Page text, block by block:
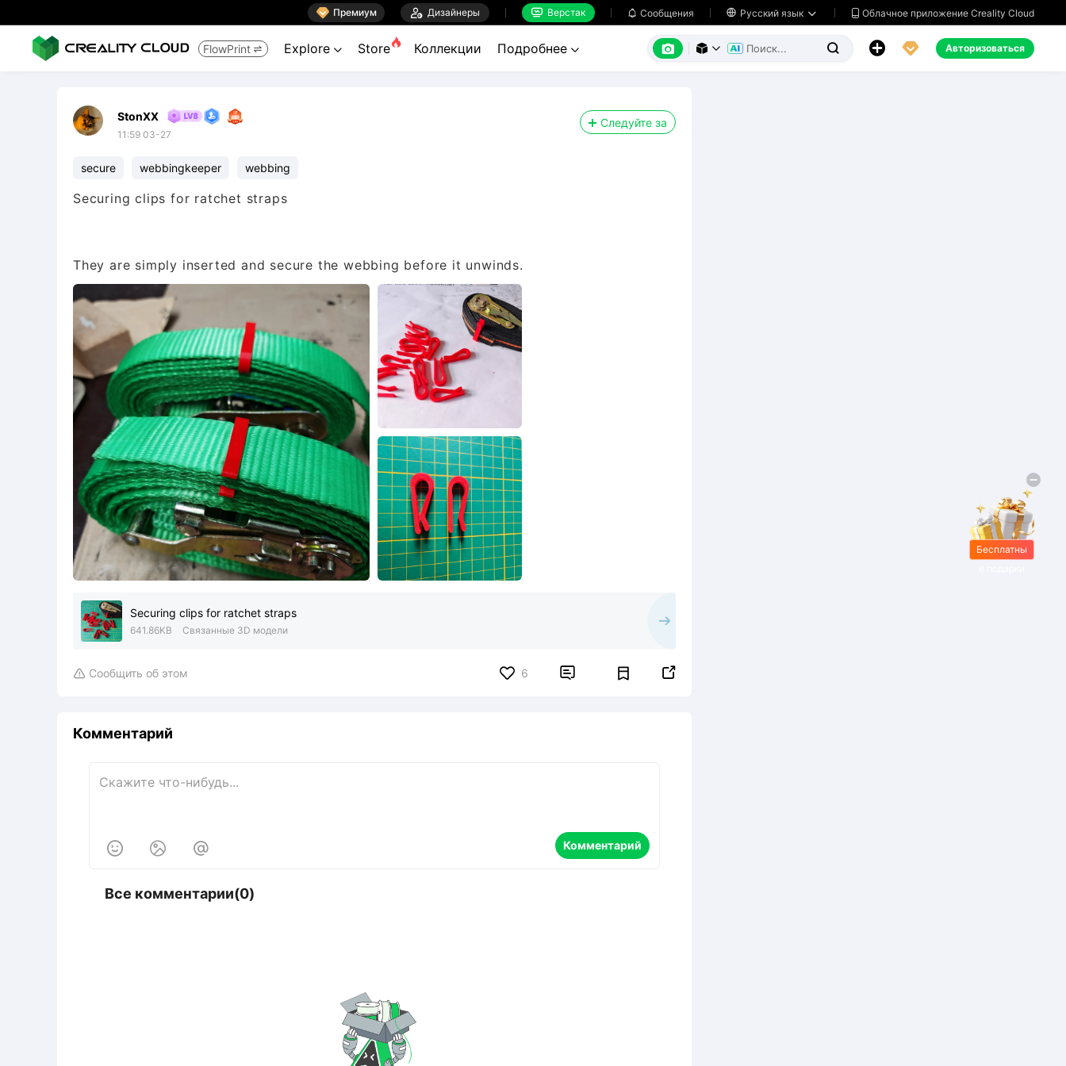
 Премиум  Дизайнеры  Верстак  Сообщения  Русский язык   Облачное приложение Creality Cloud
FlowPrint  Explore  Store Коллекции Подробнее        Авторизоваться
StonXX
11:59 03-27
Следуйте за
secure webbingkeeper webbing
Securing clips for ratchet straps
They are simply inserted and secure the webbing before it unwinds.
Securing clips for ratchet straps
641.86KB Связанные 3D модели
 Сообщить об этом 6  
Комментарий
   Комментарий
Все комментарии(0)
Бесплатны